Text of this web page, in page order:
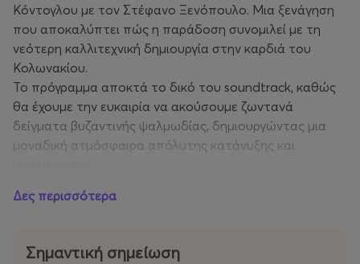
Κόντογλου με τον Στέφανο Ξενόπουλο. Μια ξενάγηση
που αποκαλύπτει πώς η παράδοση συνομιλεί με τη
νεότερη καλλιτεχνική δημιουργία στην καρδιά του
Κολωνακίου.
Το πρόγραμμα αποκτά το δικό του soundtrack, καθώς
θα έχουμε την ευκαιρία να ακούσουμε ζωντανά
δείγματα βυζαντινής ψαλμωδίας, δημιουργώντας μια
μοναδική ατμόσφαιρα απόλυτης κατάνυξης και
δημιουργεί έναν καλλιτεχνικό διάλογο ανάμεσα σε δύο
Δες περισσότερα
Σημαντική σημείωση